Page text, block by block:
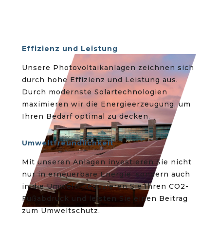
Effizienz und Leistung
Unsere Photovoltaikanlagen zeichnen sich
durch hohe Effizienz und Leistung aus.
Durch modernste Solartechnologien
maximieren wir die Energieerzeugung, um
Ihren Bedarf optimal zu decken.
Umweltfreundlichkeit
Mit unseren Anlagen investieren Sie nicht
nur in erneuerbare Energie, sondern auch
in die Umwelt. Reduzieren Sie Ihren CO2-
Fußabdruck und leisten Sie einen Beitrag
zum Umweltschutz.